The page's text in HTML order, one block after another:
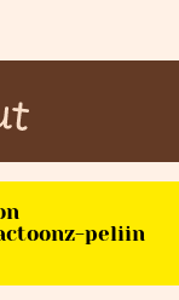
peliin